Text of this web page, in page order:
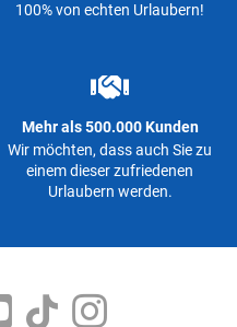
100% von echten Urlaubern!
Mehr als 500.000 Kunden
Wir möchten, dass auch Sie zu
einem dieser zufriedenen
Urlaubern werden.